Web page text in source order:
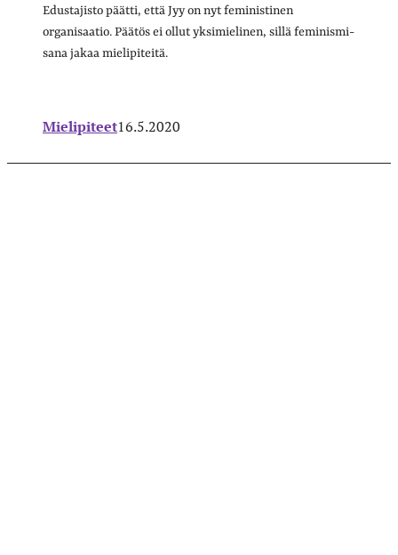
Edustajisto päätti, että Jyy on nyt feministinen
organisaatio. Päätös ei ollut yksimielinen, sillä feminismi-
sana jakaa mielipiteitä.
Mielipiteet16.5.2020